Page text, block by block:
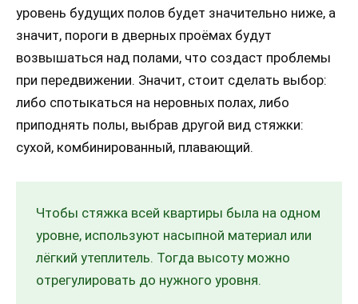
уровень будущих полов будет значительно ниже, а
значит, пороги в дверных проёмах будут
возвышаться над полами, что создаст проблемы
при передвижении. Значит, стоит сделать выбор:
либо спотыкаться на неровных полах, либо
приподнять полы, выбрав другой вид стяжки:
сухой, комбинированный, плавающий.
Чтобы стяжка всей квартиры была на одном
уровне, используют насыпной материал или
лёгкий утеплитель. Тогда высоту можно
отрегулировать до нужного уровня.